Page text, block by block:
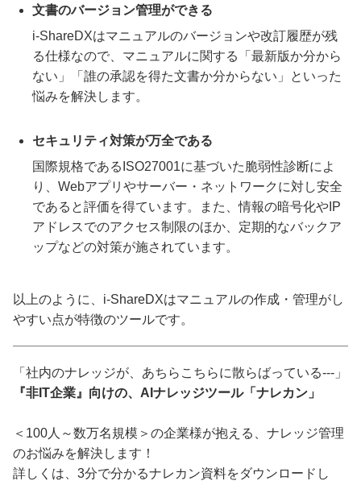
文書のバージョン管理ができる
i-ShareDXはマニュアルのバージョンや改訂履歴が残
る仕様なので、マニュアルに関する「最新版か分から
ない」「誰の承認を得た文書か分からない」といった
悩みを解決します。
セキュリティ対策が万全である
国際規格であるISO27001に基づいた脆弱性診断によ
り、Webアプリやサーバー・ネットワークに対し安全
であると評価を得ています。また、情報の暗号化やIP
アドレスでのアクセス制限のほか、定期的なバックア
ップなどの対策が施されています。
以上のように、i-ShareDXはマニュアルの作成・管理がし
やすい点が特徴のツールです。
「社内のナレッジが、あちらこちらに散らばっている---」
『非IT企業』向けの、AIナレッジツール「ナレカン」
＜100人～数万名規模＞の企業様が抱える、ナレッジ管理
のお悩みを解決します！
詳しくは、3分で分かるナレカン資料をダウンロードし